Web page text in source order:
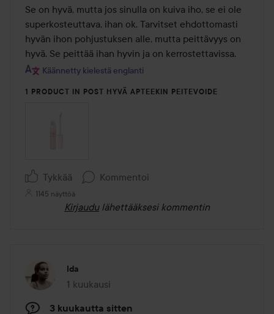
/
5
Se on hyvä, mutta jos sinulla on kuiva iho, se ei ole
superkosteuttava, ihan ok. Tarvitset ehdottomasti
hyvän ihon pohjustuksen alle, mutta peittävyys on
hyvä. Se peittää ihan hyvin ja on kerrostettavissa.
Käännetty kielestä englanti
1 PRODUCT IN POST HYVÄ APTEEKIN PEITEVOIDE
Tykkää Kommentoi
1145 näyttöä
Kirjaudu lähettääksesi kommentin
Ida
1 kuukausi
Viesti luotiin 1 kuukausi
3 kuukautta sitten